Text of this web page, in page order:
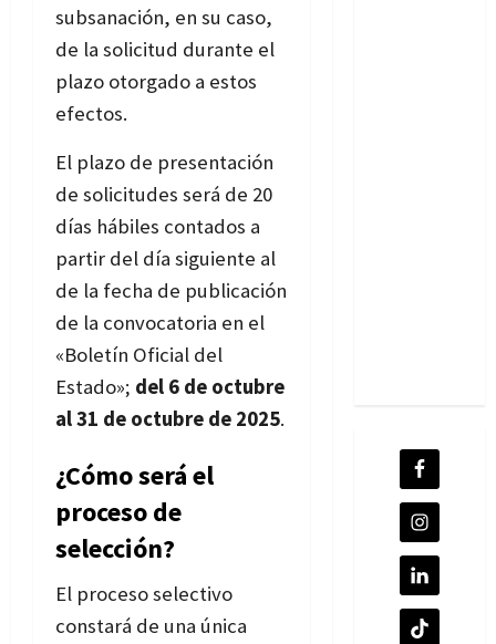
subsanación, en su caso,
de la solicitud durante el
plazo otorgado a estos
efectos.
El plazo de presentación
de solicitudes será de 20
días hábiles contados a
partir del día siguiente al
de la fecha de publicación
de la convocatoria en el
«Boletín Oficial del
Estado»; del 6 de octubre
al 31 de octubre de 2025.
¿Cómo será el
proceso de
selección?
El proceso selectivo
constará de una única